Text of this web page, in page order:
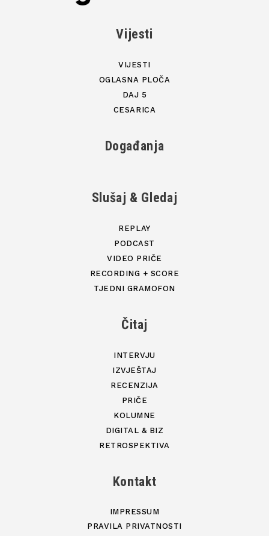
Vijesti
VIJESTI
OGLASNA PLOČA
DAJ 5
CESARICA
Događanja
Slušaj & Gledaj
REPLAY
PODCAST
VIDEO PRIČE
RECORDING + SCORE
TJEDNI GRAMOFON
Čitaj
INTERVJU
IZVJEŠTAJ
RECENZIJA
PRIČE
KOLUMNE
DIGITAL & BIZ
RETROSPEKTIVA
Kontakt
IMPRESSUM
PRAVILA PRIVATNOSTI